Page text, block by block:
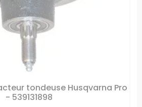
tondeuse Husqvarna Pro
- 539131898